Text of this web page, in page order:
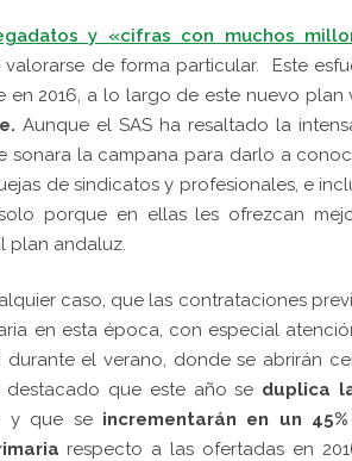
y «cifras con muchos
de forma particular. Este
en 2016, a lo largo de este nuevo plan
Aunque el SAS ha resaltado la
sonara la campana para darlo a
de sindicatos y profesionales, e
porque en ellas les ofrezcan
plan andaluz.
caso, que las contrataciones
en esta época, con especial
el verano, donde se abrirán
destacado que este año se duplica
y que se incrementarán en un
respecto a las ofertadas en